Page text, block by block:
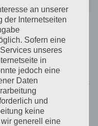
an diesem
an unserer
der Internetseiten
Sofern eine
unseres
in
jedoch eine
Daten
und
keine
generell eine